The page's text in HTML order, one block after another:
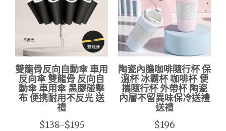
雙龍骨反向自動傘 車用
反向傘 雙龍骨 反向自
動傘 車用傘 黑膠碰擊
布 便携耐用不反光 送
禮
$138-$195
陶瓷內膽咖啡隨行杯 保
溫杯 冰霸杯 咖啡杯 便
攜隨行杯 外帶杯 陶瓷
內層不留異味保冷送禮
送禮
$196